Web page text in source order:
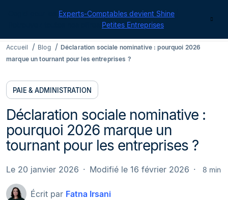
Experts-Comptables devient Shine
Petites Entreprises
Accueil Blog
Déclaration sociale nominative : pourquoi 2026
marque un tournant pour les entreprises ?
PAIE & ADMINISTRATION
Déclaration sociale nominative :
pourquoi 2026 marque un
tournant pour les entreprises ?
Écrit par Fatna Irsani
Le 20 janvier 2026 Modifié le 16 février 2026 8 min